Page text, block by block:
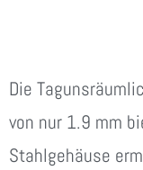
Die
von nur 1.9 mm
Stahlgehäuse